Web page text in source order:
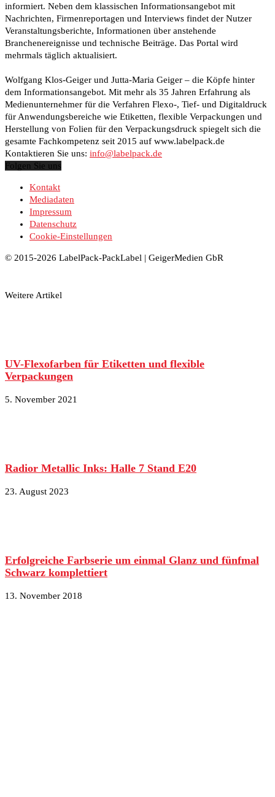
informiert. Neben dem klassischen Informationsangebot mit
Nachrichten, Firmenreportagen und Interviews findet der Nutzer
Veranstaltungsberichte, Informationen über anstehende
Branchenereignisse und technische Beiträge. Das Portal wird
mehrmals täglich aktualisiert.
Wolfgang Klos-Geiger und Jutta-Maria Geiger – die Köpfe hinter
dem Informationsangebot. Mit mehr als 35 Jahren Erfahrung als
Medienunternehmer für die Verfahren Flexo-, Tief- und Digitaldruck
für Anwendungsbereiche wie Etiketten, flexible Verpackungen und
Herstellung von Folien für den Verpackungsdruck spiegelt sich die
gesamte Fachkompetenz seit 2015 auf www.labelpack.de
Kontaktieren Sie uns: info@labelpack.de
Folgen Sie uns
Kontakt
Mediadaten
Impressum
Datenschutz
Cookie-Einstellungen
© 2015-2026 LabelPack-PackLabel | GeigerMedien GbR
Weitere Artikel
UV-Flexofarben für Etiketten und flexible
Verpackungen
5. November 2021
Radior Metallic Inks: Halle 7 Stand E20
23. August 2023
Erfolgreiche Farbserie um einmal Glanz und fünfmal
Schwarz komplettiert
13. November 2018